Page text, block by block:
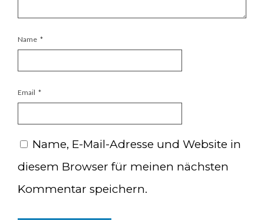
Name *
Email *
Name, E-Mail-Adresse und Website in
diesem Browser für meinen nächsten
Kommentar speichern.